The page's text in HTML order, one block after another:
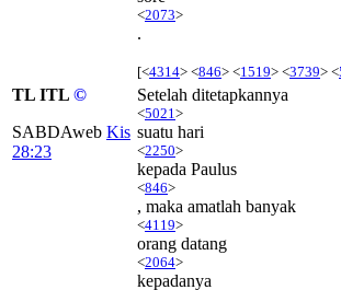
<2073>
.
[<4314> <846> <1519> <3739> <
TL ITL ©
SABDAweb Kis
28:23
Setelah ditetapkannya
<5021 >
suatu hari
<2250>
kepada Paulus
<846>
, maka amatlah banyak
<4119>
orang datang
<2064>
kepadanya